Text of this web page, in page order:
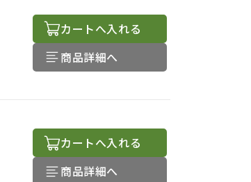
カートへ入れる
商品詳細へ
カートへ入れる
商品詳細へ